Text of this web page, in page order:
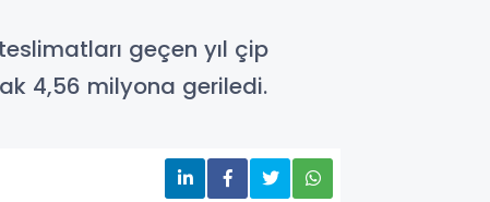
geçen yıl çip
4,56 milyona geriledi.